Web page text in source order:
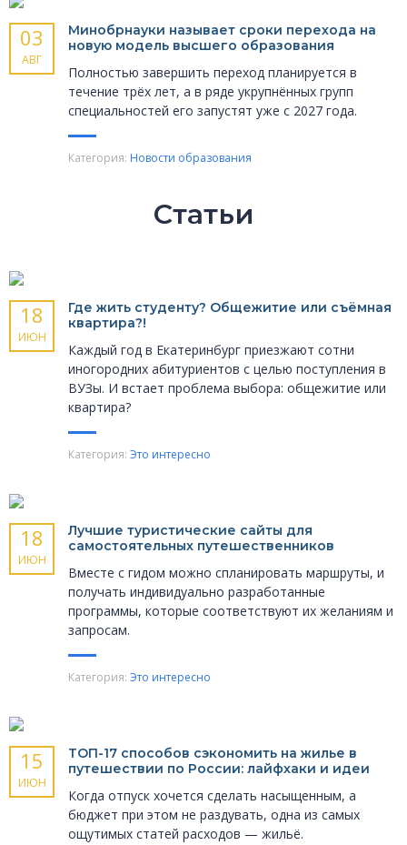
03
АВГ
Минобрнауки называет сроки перехода на
новую модель высшего образования
Полностью завершить переход планируется в
течение трёх лет, а в ряде укрупнённых групп
специальностей его запустят уже с 2027 года.
Категория: Новости образования
Статьи
18
ИЮН
Где жить студенту? Общежитие или съёмная
квартира?!
Каждый год в Екатеринбург приезжают сотни
иногородних абитуриентов с целью поступления в
ВУЗы. И встает проблема выбора: общежитие или
квартира?
Категория: Это интересно
18
ИЮН
Лучшие туристические сайты для
самостоятельных путешественников
Вместе с гидом можно спланировать маршруты, и
получать индивидуально разработанные
программы, которые соответствуют их желаниям и
запросам.
Категория: Это интересно
15
ИЮН
ТОП-17 способов сэкономить на жилье в
путешествии по России: лайфхаки и идеи
Когда отпуск хочется сделать насыщенным, а
бюджет при этом не раздувать, одна из самых
ощутимых статей расходов — жильё.